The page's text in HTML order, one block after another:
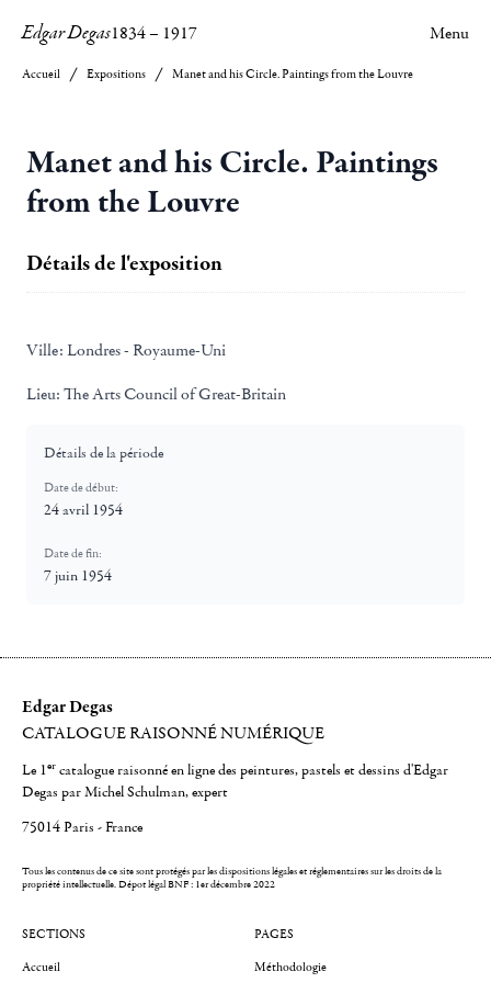
Edgar Degas1834– 1917 Menu
Accueil Expositions Manet and his Circle. Paintings from the Louvre
Manet and his Circle. Paintings
from the Louvre
Détails de l'exposition
Ville: Londres - Royaume-Uni
Lieu: The Arts Council of Great-Britain
Détails de la période
Date de début:
24 avril 1954
Date de fin:
7 juin 1954
Edgar Degas
CATALOGUE RAISONNÉ NUMÉRIQUE
Le 1er catalogue raisonné en ligne des peintures, pastels et dessins d'Edgar
Degas par Michel Schulman, expert
75014 Paris - France
Tous les contenus de ce site sont protégés par les dispositions légales et réglementaires sur les droits de la
propriété intellectuelle.Dépot légal BNF : 1er décembre 2022
SECTIONS
Accueil
PAGES
Méthodologie